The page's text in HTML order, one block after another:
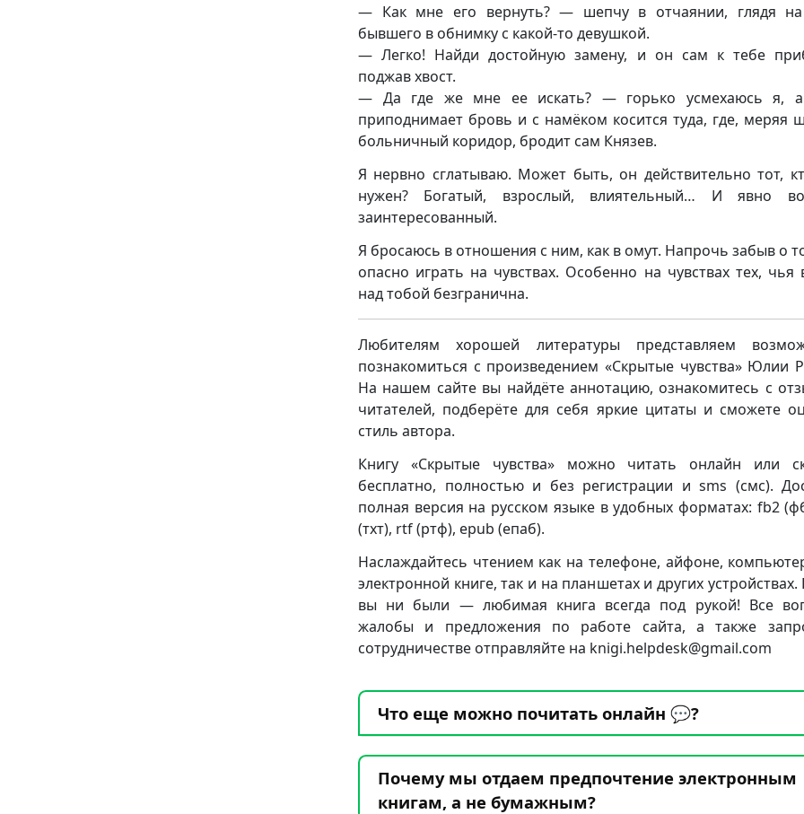
— Как мне его вернуть? — шепчу в отчаянии, глядя
бывшего в обнимку с какой-то девушкой.
— Легко! Найди достойную замену, и он сам к тебе
поджав хвост.
— Да где же мне ее искать? — горько усмехаюсь я,
приподнимает бровь и с намёком косится туда, где, меряя
больничный коридор, бродит сам Князев.
Я нервно сглатываю. Может быть, он действительно тот,
нужен? Богатый, взрослый, влиятельный… И явно
заинтересованный.
Я бросаюсь в отношения с ним, как в омут. Напрочь забыв о
опасно играть на чувствах. Особенно на чувствах тех, чья
над тобой безгранична.
Любителям хорошей литературы представляем
познакомиться с произведением «Скрытые чувства» Юлии
На нашем сайте вы найдёте аннотацию, ознакомитесь с
читателей, подберёте для себя яркие цитаты и сможете
стиль автора.
Книгу «Скрытые чувства» можно читать онлайн или
бесплатно, полностью и без регистрации и sms (смс).
полная версия на русском языке в удобных форматах: fb2
(тхт), rtf (ртф), epub (епаб).
Наслаждайтесь чтением как на телефоне, айфоне,
электронной книге, так и на планшетах и других устройствах.
вы ни были — любимая книга всегда под рукой! Все
жалобы и предложения по работе сайта, а также
сотрудничестве отправляйте на knigi.helpdesk@gmail.com
Что еще можно почитать онлайн 💬?
Почему мы отдаем предпочтение электронным
книгам, а не бумажным?